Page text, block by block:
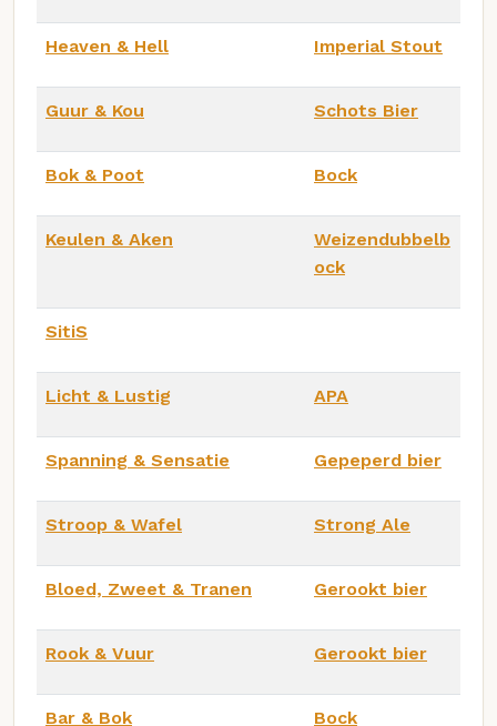
Heaven & Hell Imperial Stout
Guur & Kou Schots Bier
Bok & Poot Bock
Keulen & Aken
Weizendubbelb
ock
SitiS
Licht & Lustig APA
Spanning & Sensatie Gepeperd bier
Stroop & Wafel Strong Ale
Bloed, Zweet & Tranen Gerookt bier
Rook & Vuur Gerookt bier
Bar & Bok Bock